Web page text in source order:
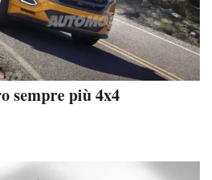
sempre più 4x4